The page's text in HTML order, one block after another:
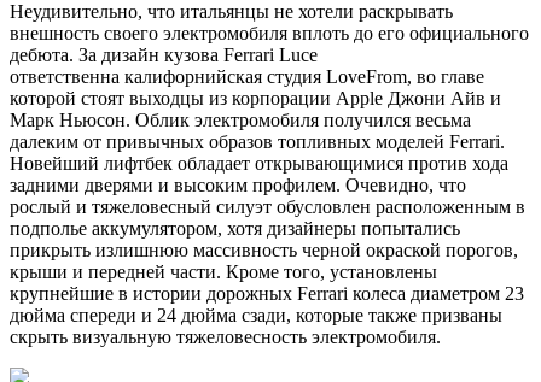
Неудивительно, что итальянцы не хотели раскрывать
внешность своего электромобиля вплоть до его официального
дебюта. За дизайн кузова Ferrari Luce
ответственна калифорнийская студия LoveFrom, во главе
которой стоят выходцы из корпорации Apple Джони Айв и
Марк Ньюсон. Облик электромобиля получился весьма
далеким от привычных образов топливных моделей Ferrari.
Новейший лифтбек обладает открывающимися против хода
задними дверями и высоким профилем. Очевидно, что
рослый и тяжеловесный силуэт обусловлен расположенным в
подполье аккумулятором, хотя дизайнеры попытались
прикрыть излишнюю массивность черной окраской порогов,
крыши и передней части. Кроме того, установлены
крупнейшие в истории дорожных Ferrari колеса диаметром 23
дюйма спереди и 24 дюйма сзади, которые также призваны
скрыть визуальную тяжеловесность электромобиля.